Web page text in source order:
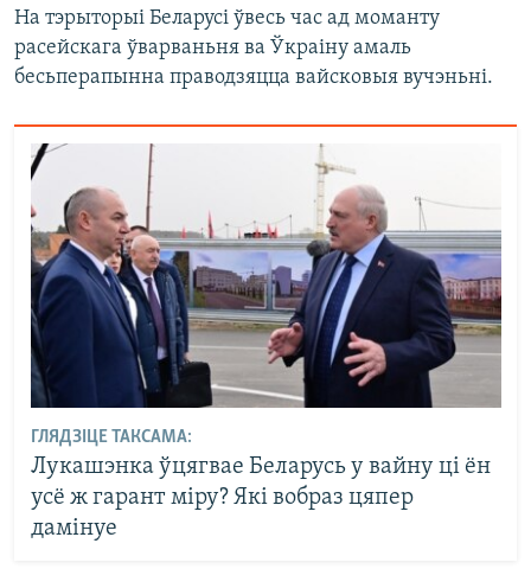
На тэрыторыі Беларусі ўвесь час ад моманту
расейскага ўварваньня ва Ўкраіну амаль
бесьперапынна праводзяцца вайсковыя вучэньні.
ГЛЯДЗІЦЕ ТАКСАМА:
Лукашэнка ўцягвае Беларусь у вайну ці ён
усё ж гарант міру? Які вобраз цяпер
дамінуе